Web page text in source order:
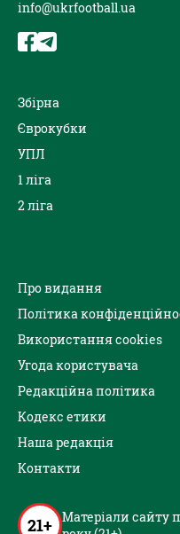
info@ukrfootball.ua
Збірна
Єврокубки
УПЛ
1 ліга
2 ліга
Про видання
Політика
Використання cookies
Угода користувача
Редакційна політика
Кодекс етики
Наша редакція
Контакти
21+ Матеріали сайту